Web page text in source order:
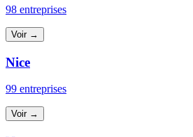
98 entreprises
Voir →
Nice
99 entreprises
Voir →